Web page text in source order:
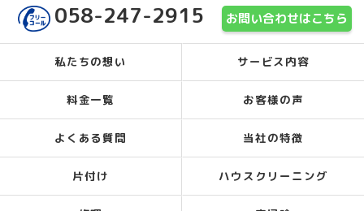
058-247-2915 お問い合わせはこちら
私たちの想い サービス内容
料金一覧 お客様の声
よくある質問 当社の特徴
片付け ハウスクリーニング